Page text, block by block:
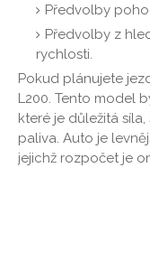
Předvolby
Předvolby z
rychlosti.
Pokud plánujete
L200. Tento model
které je důležitá
paliva. Auto je
jejichž rozpočet je